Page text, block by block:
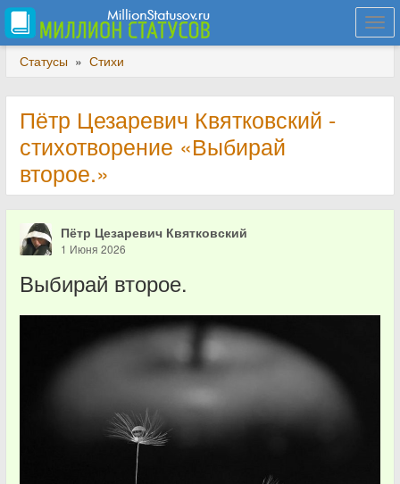
Статусы » Стихи
Пётр Цезаревич Квятковский -
стихотворение «Выбирай
второе.»
Пётр Цезаревич Квятковский
1 Июня 2026
Выбирай второе.